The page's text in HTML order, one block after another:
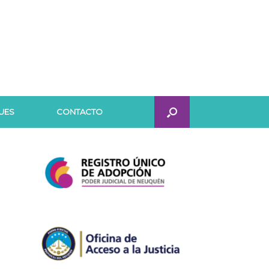
CONTACTO